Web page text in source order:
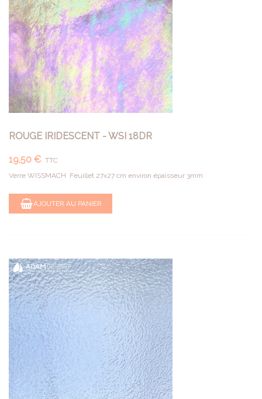
ROUGE IRIDESCENT - WSI 18DR
19,50 € TTC
Verre WISSMACH Feuillet 27x27 cm environ épaisseur 3mm
AJOUTER AU PANIER